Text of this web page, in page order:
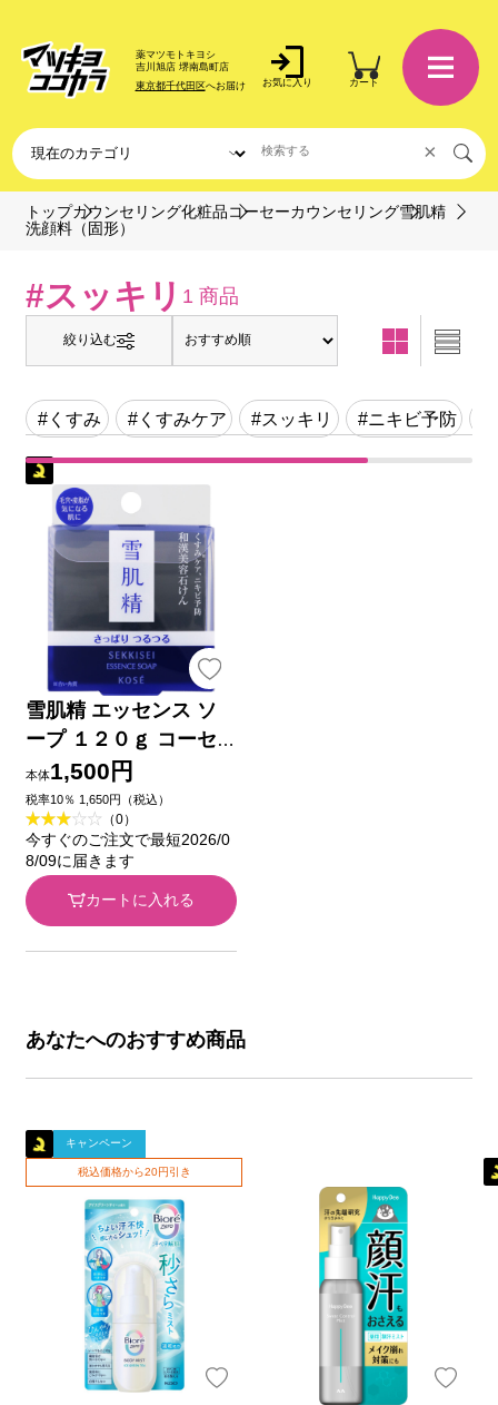
薬マツモトキヨシ
吉川旭店 堺南島町店
東京都千代田区へお届け お気に入り カート
×
トップカウンセリング化粧品 コーセーカウンセリング雪肌精
洗顔料（固形）
#スッキリ 1 商品
絞り込む
#くすみ #くすみケア #スッキリ #ニキビ予防
雪肌精 エッセンス ソ
ープ １２０ｇ コーセ
ー
本体1,500円
税率10％ 1,650円（税込）
（0）
今すぐのご注文で最短2026/0
8/09に届きます
カートに入れる
あなたへのおすすめ商品
キャンペーン
税込価格から20円引き